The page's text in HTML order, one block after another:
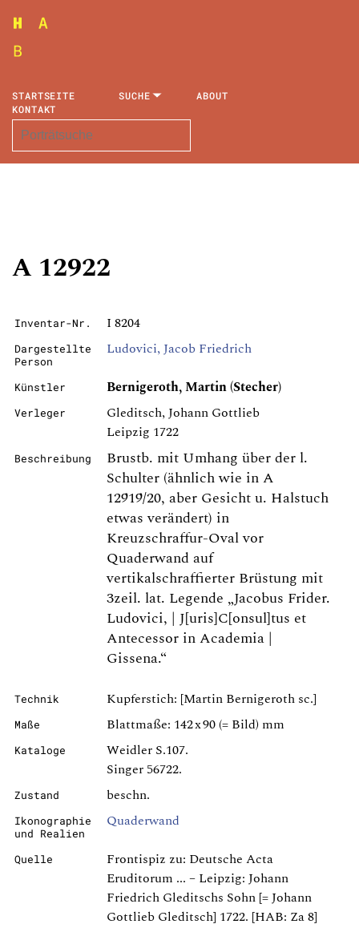
STARTSEITE SUCHE
ABOUT
KONTAKT
A 12922
Inventar-Nr. I 8204
Dargestellte
Person
Ludovici, Jacob Friedrich
Künstler Bernigeroth, Martin (Stecher)
Verleger
Gleditsch, Johann Gottlieb
Leipzig 1722
Beschreibung
Brustb. mit Umhang über der l.
Schulter (ähnlich wie in A
12919/20, aber Gesicht u. Halstuch
etwas verändert) in
Kreuzschraffur-Oval vor
Quaderwand auf
vertikalschraffierter Brüstung mit
3zeil. lat. Legende „Jacobus Frider.
Ludovici, | J[uris]C[onsul]tus et
Antecessor in Academia |
Gissena.“
Technik Kupferstich: [Martin Bernigeroth sc.]
Maße Blattmaße: 142 x 90 (= Bild) mm
Kataloge
Weidler S.107.
Singer 56722.
Zustand beschn.
Ikonographie
und Realien
Quaderwand
Quelle
Frontispiz zu: Deutsche Acta
Eruditorum ... – Leipzig: Johann
Friedrich Gleditschs Sohn [= Johann
Gottlieb Gleditsch] 1722. [HAB: Za 8]